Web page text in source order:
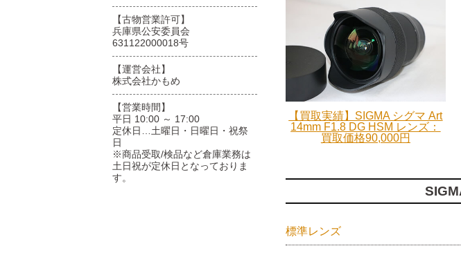
【買取実績】SIGMA シグマ Art
14mm F1.8 DG HSM レンズ：
買取価格90,000円
標準レンズ
【古物営業許可】
兵庫県公安委員会
631122000018号
【運営会社】
株式会社かもめ
【営業時間】
平日 10:00 ～ 17:00
定休日…土曜日・日曜日・祝祭
日
※商品受取/検品など倉庫業務は
土日祝が定休日となっておりま
す。